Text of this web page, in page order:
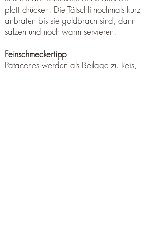
platt drücken. Die Tätschli nochmals kurz
anbraten bis sie goldbraun sind, dann
salzen und noch warm servieren.
Feinschmeckertipp
Patacones werden als Beilage zu Reis,